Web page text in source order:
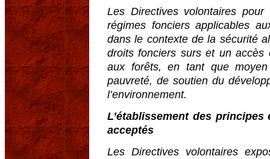
Les Directives volontaires
régimes fonciers applicables
dans le contexte de la sécurité
droits fonciers surs et un
aux forêts, en tant que
pauvreté, de soutien du
l’environnement.
L’établissement des
acceptés
Les Directives volontaires